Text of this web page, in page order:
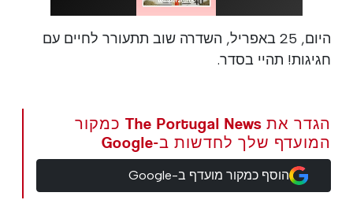
היום, 25 באפריל, השדרה שוב תתעורר לחיים עם
חגיגות! תהיי בסדר.
הגדר את The Portugal News כמקור
המועדף שלך לחדשות ב-Google
הוסף כמקור מועדף ב-Google